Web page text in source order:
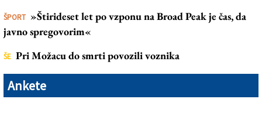
ŠPORT »Štirideset let po vzponu na Broad Peak je čas, da
javno spregovorim«
ŠE Pri Možacu do smrti povozili voznika
Ankete